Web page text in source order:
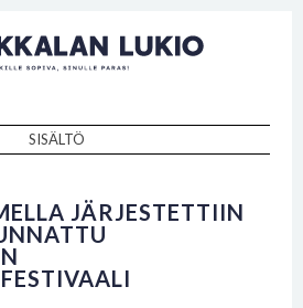
SISÄLTÖ
JÄRJESTETTIIN